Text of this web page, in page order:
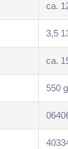
ca.
3,5
ca.
550 g